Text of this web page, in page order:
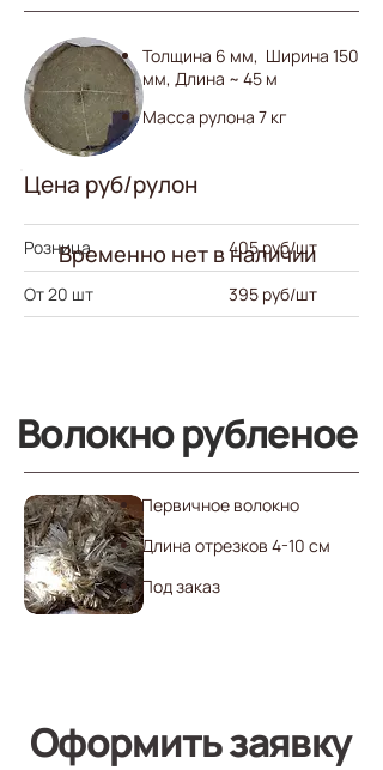
Толщина 6 мм, Ширин​а 15​0
мм, Длина ~ 45 м
Масса рулона 7 кг
Цена руб/рулон
Розница 405 руб/шт
От 20 шт 395 руб/шт
Временно нет в наличии
Волокно рубленое
Первичное волокно
Длина отрезков 4-10 см
Под заказ
Оформить заявку